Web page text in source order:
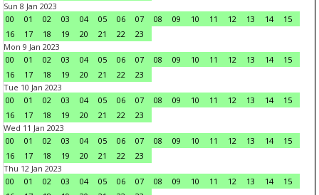
Sun 8 Jan 2023
00
01 02 03 04 05 06 07 08 09 10 11 12 13 14
15
16
17 18 19 20 21 22
23
Mon 9 Jan 2023
00
01 02 03 04 05 06 07 08 09 10 11 12 13 14
15
16
17 18 19 20 21 22
23
Tue 10 Jan 2023
00
01 02 03 04 05 06 07 08 09 10 11 12 13 14
15
16
17 18 19 20 21 22
23
Wed 11 Jan 2023
00
01 02 03 04 05 06 07 08 09 10 11 12 13 14
15
16
17 18 19 20 21 22
23
Thu 12 Jan 2023
00
01 02 03 04 05 06 07 08 09 10 11 12 13 14
15